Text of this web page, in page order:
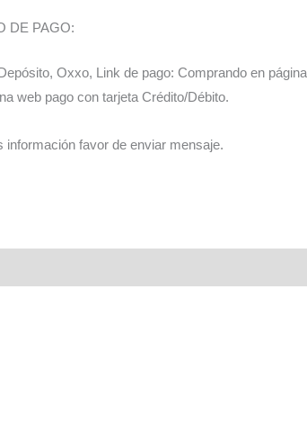
DE PAGO:
Oxxo, Link de pago: Comprando en
web pago con tarjeta Crédito/Débito.
información favor de enviar mensaje.